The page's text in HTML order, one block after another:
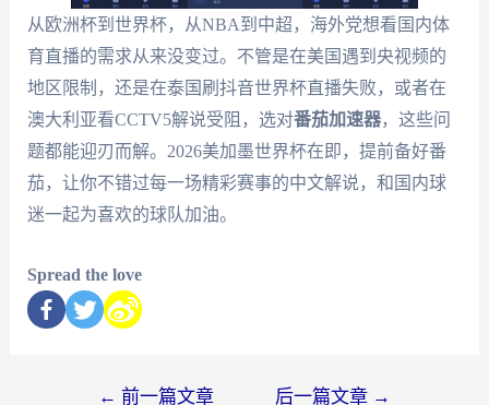
从欧洲杯到世界杯，从NBA到中超，海外党想看国内体
育直播的需求从来没变过。不管是在美国遇到央视频的
地区限制，还是在泰国刷抖音世界杯直播失败，或者在
澳大利亚看CCTV5解说受阻，选对番茄加速器，这些问
题都能迎刃而解。2026美加墨世界杯在即，提前备好番
茄，让你不错过每一场精彩赛事的中文解说，和国内球
迷一起为喜欢的球队加油。
Spread the love
← 前一篇文章 后一篇文章 →